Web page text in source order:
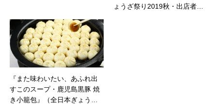
ょうざ祭り2019秋・出店者情
『また味わいたい、あふれ出
すこのスープ・鹿児島黒豚 焼
き小籠包』（全日本ぎょうざ